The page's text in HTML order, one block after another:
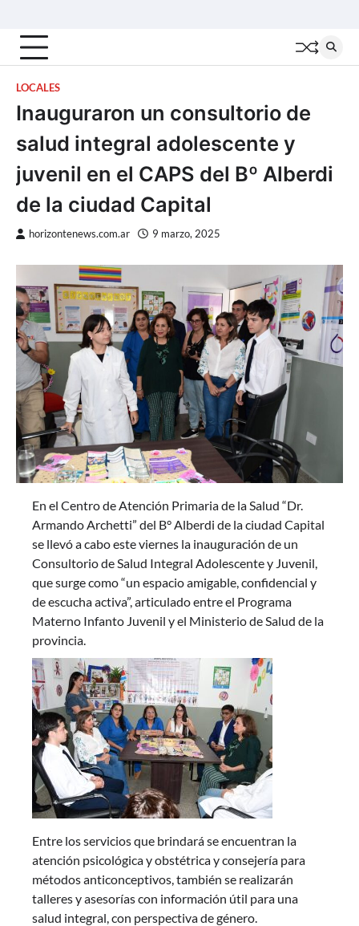
content
LOCALES
Inauguraron un consultorio de
salud integral adolescente y
juvenil en el CAPS del Bº Alberdi
de la ciudad Capital
horizontenews.com.ar 9 marzo, 2025
En el Centro de Atención Primaria de la Salud “Dr.
Armando Archetti” del B° Alberdi de la ciudad Capital
se llevó a cabo este viernes la inauguración de un
Consultorio de Salud Integral Adolescente y Juvenil,
que surge como “un espacio amigable, confidencial y
de escucha activa”, articulado entre el Programa
Materno Infanto Juvenil y el Ministerio de Salud de la
provincia.
Entre los servicios que brindará se encuentran la
atención psicológica y obstétrica y consejería para
métodos anticonceptivos, también se realizarán
talleres y asesorías con información útil para una
salud integral, con perspectiva de género.